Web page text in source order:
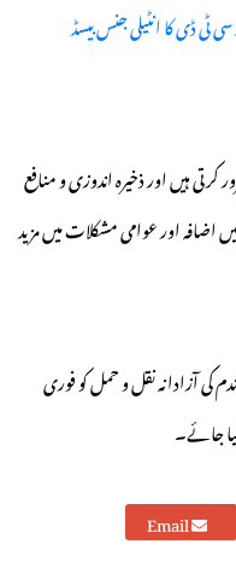
ٹی ڈی کا انٹیلی جنس بیسڈ
کرتی ہیں اور ذخیرہ اندوزی و منافع
اضافہ اور عوامی مشکلات میں مزید
کی آزادانہ نقل و حمل کو فوری
جائے۔
Email